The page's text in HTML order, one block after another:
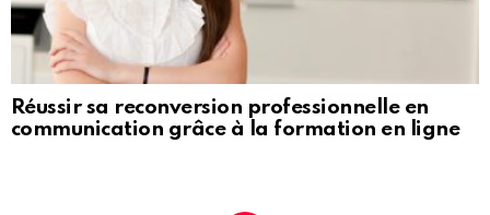
Réussir sa reconversion professionnelle en
communication grâce à la formation en ligne